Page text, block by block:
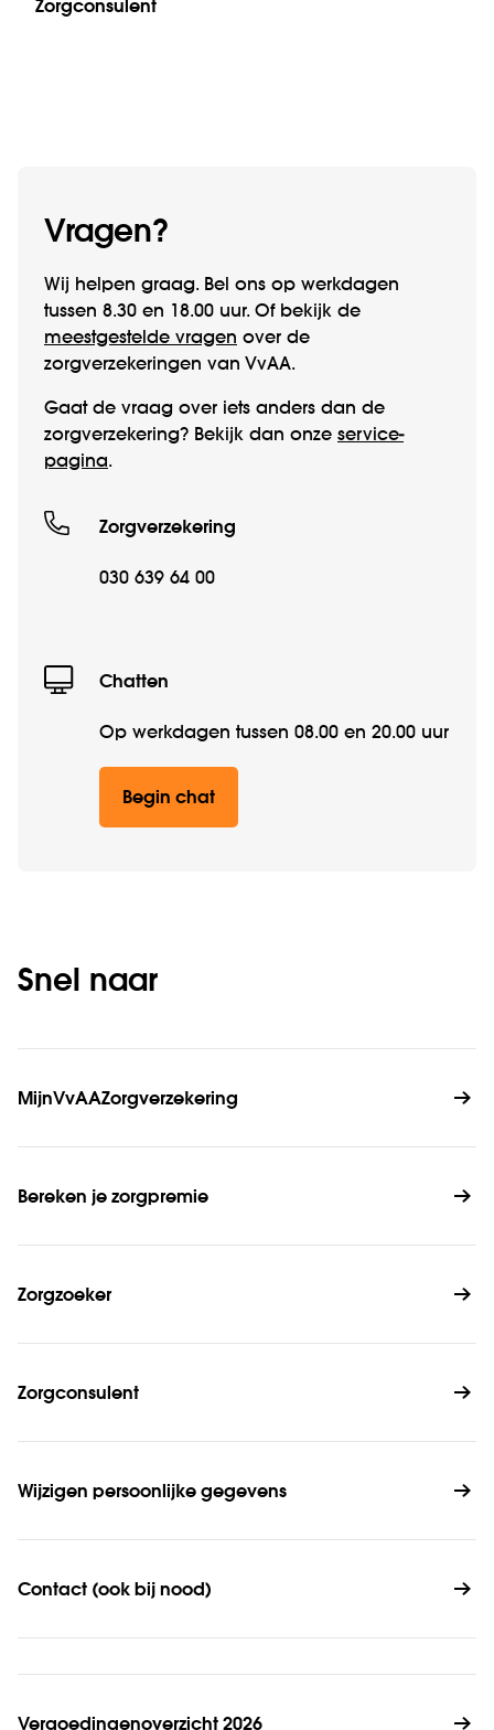
Zorgconsulent
Vragen?
Wij helpen graag. Bel ons op werk­­dagen
tussen 8.30 en 18.00 uur. Of bekijk de
meestgestelde vragen over de
zorgverzekeringen van VvAA.
Gaat de vraag over iets anders dan de
zorgverzekering? Bekijk dan onze service­
pagina.
Zorgverzekering
030 639 64 00
Chatten
Op werkdagen tussen 08.00 en 20.00 uur
Begin chat
Snel naar
MijnVvAAZorgverzekering
Bereken je zorgpremie
Zorgzoeker
Zorgconsulent
Wijzigen persoonlijke gegevens
Contact (ook bij nood)
Vergoedingenoverzicht 2026